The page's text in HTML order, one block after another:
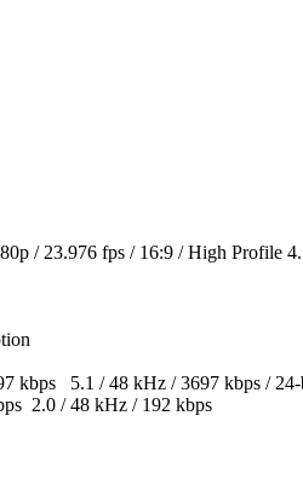
/ 23.976 fps / 16:9 / High Profile
5.1 / 48 kHz / 3697 kbps / 24-
2.0 / 48 kHz / 192 kbps